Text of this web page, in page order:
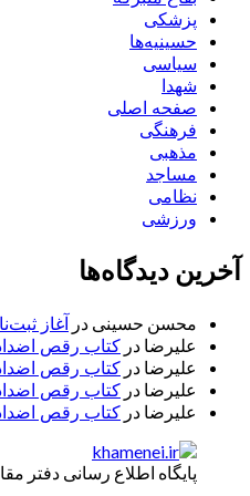
پزشکی
حسینیه‌ها
سیاسی
شهدا
صفحه اصلی
فرهنگی
مذهبی
مساجد
نظامی
ورزشی
آخرین دیدگاه‌ها
محسن حسینی در آغاز
علیرضا در کتاب رقص
علیرضا در کتاب رقص
علیرضا در کتاب رقص
علیرضا در کتاب رقص
پایگاه اطلاع رسانی دفتر